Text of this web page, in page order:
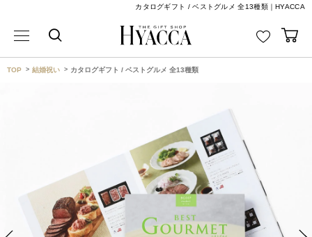
カタログギフト / ベストグルメ 全13種類｜HYACCA
TOP 結婚祝い カタログギフト / ベストグルメ 全13種類